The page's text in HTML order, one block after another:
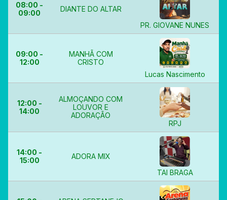
08:00 -
09:00
DIANTE DO ALTAR
PR. GIOVANE NUNES
09:00 -
12:00
MANHÃ COM
CRISTO
Lucas Nascimento
12:00 -
14:00
ALMOÇANDO COM
LOUVOR E
ADORAÇÃO
RPJ
14:00 -
15:00
ADORA MIX
TAI BRAGA